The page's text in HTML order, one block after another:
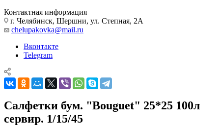
Контактная информация
г. Челябинск, Шершни, ул. Степная, 2А
chelupakovka@mail.ru
Вконтакте
Telegram
Салфетки бум. "Bouguet" 25*25 100л
сервир. 1/15/45